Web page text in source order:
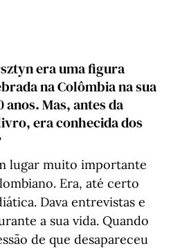
era uma figura
na Colômbia na sua
anos. Mas, antes da
era conhecida dos
lugar muito importante
Era, até certo
Dava entrevistas e
a sua vida. Quando
de que desapareceu